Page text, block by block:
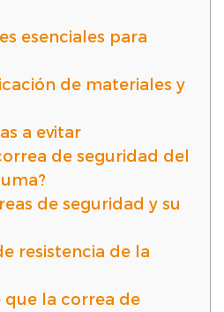
esenciales para
de materiales y
a evitar
de seguridad del
de seguridad y su
resistencia de la
que la correa de